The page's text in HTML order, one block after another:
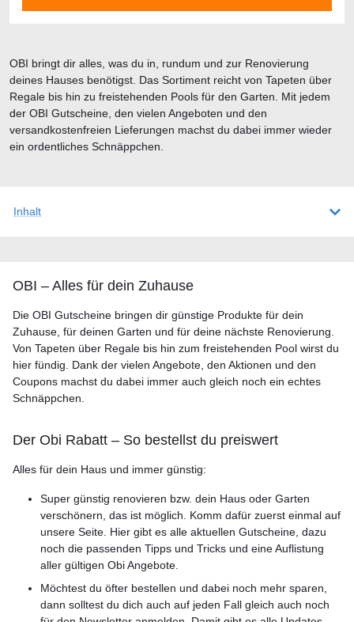
Inhalt
OBI – Alles für dein Zuhause
Die OBI Gutscheine bringen dir günstige Produkte für dein
Zuhause, für deinen Garten und für deine nächste Renovierung.
Von Tapeten über Regale bis hin zum freistehenden Pool wirst du
hier fündig. Dank der vielen Angebote, den Aktionen und den
Coupons machst du dabei immer auch gleich noch ein echtes
Schnäppchen.
Der Obi Rabatt – So bestellst du preiswert
Alles für dein Haus und immer günstig:
Super günstig renovieren bzw. dein Haus oder Garten
verschönern, das ist möglich. Komm dafür zuerst einmal auf
unsere Seite. Hier gibt es alle aktuellen Gutscheine, dazu
noch die passenden Tipps und Tricks und eine Auflistung
aller gültigen Obi Angebote.
Möchtest du öfter bestellen und dabei noch mehr sparen,
dann solltest du dich auch auf jeden Fall gleich auch noch
OBI bringt dir alles, was du in, rundum und zur Renovierung
deines Hauses benötigst. Das Sortiment reicht von Tapeten über
Regale bis hin zu freistehenden Pools für den Garten. Mit jedem
der OBI Gutscheine, den vielen Angeboten und den
versandkostenfreien Lieferungen machst du dabei immer wieder
ein ordentliches Schnäppchen.